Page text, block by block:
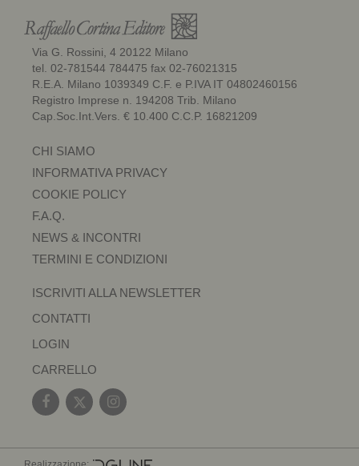
Via G. Rossini, 4 20122 Milano
tel. 02-781544 784475 fax 02-76021315
R.E.A. Milano 1039349 C.F. e P.IVA IT 04802460156
Registro Imprese n. 194208 Trib. Milano
Cap.Soc.Int.Vers. € 10.400 C.C.P. 16821209
CHI SIAMO
INFORMATIVA PRIVACY
COOKIE POLICY
F.A.Q.
NEWS & INCONTRI
TERMINI E CONDIZIONI
ISCRIVITI ALLA NEWSLETTER
CONTATTI
LOGIN
CARRELLO